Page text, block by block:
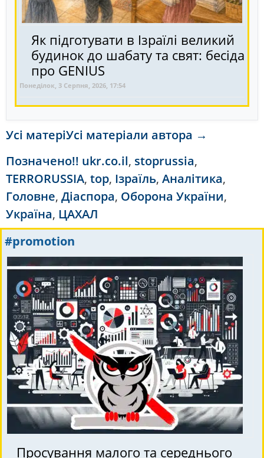
Як підготувати в Ізраїлі великий
будинок до шабату та свят: бесіда
про GENIUS
Понеділок, 3 Серпня, 2026, 17:54
Усі матеріУсі матеріали автора →
Позначено!! ukr.co.il, stoprussia,
TERRORUSSIA, top, Ізраїль, Аналітика,
Головне, Діаспора, Оборона України,
Україна, ЦАХАЛ
#promotion
Просування малого та середнього